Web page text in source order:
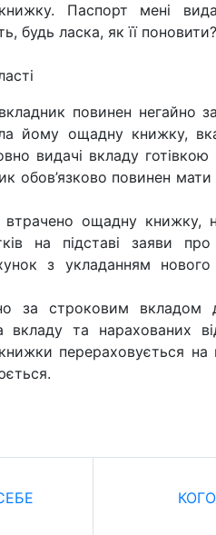
Паспорт мені
будь ласка, як її поновити?
повинен негайно
йому ощадну книжку,
видачі вкладу
обов’язково повинен
ощадну книжку,
на підставі заяви
з укладанням
за строковим вкладом
та нарахованих
перераховується